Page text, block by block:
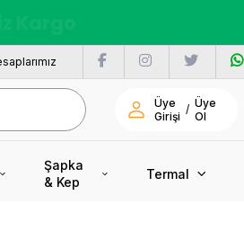
Üye
Girişi
/ Üye
Ol
Şapka
& Kep
Termal